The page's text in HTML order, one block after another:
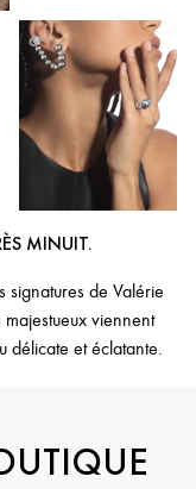
MINUIT.
signatures de Valérie
viennent
délicate et éclatante.